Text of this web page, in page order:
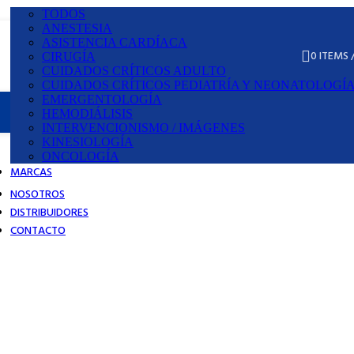
0ITEMS
TODOS
ANESTESIA
ASISTENCIA CARDÍACA
CIRUGÍA
CUIDADOS CRÍTICOS ADULTO
CUIDADOS CRÍTICOS PEDIATRÍA Y
EMERGENTOLOGÍA
HEMODIÁLISIS
INTERVENCIONISMO / IMÁGENES
KINESIOLOGÍA
ONCOLOGÍA
MARCAS
NOSOTROS
DISTRIBUIDORES
CONTACTO